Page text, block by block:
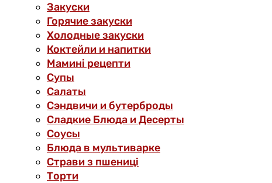
Закуски
Горячие закуски
Холодные закуски
Коктейли и напитки
Мамині рецепти
Супы
Салаты
Сэндвичи и бутерброды
Сладкие Блюда и Десерты
Соусы
Блюда в мультиварке
Страви з пшениці
Торти